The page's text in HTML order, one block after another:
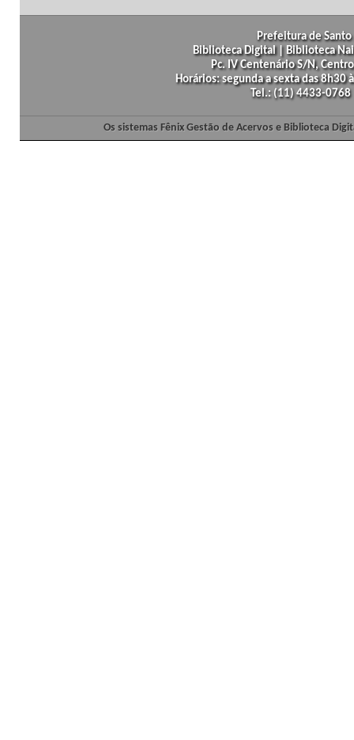
Prefeitura de
Biblioteca Digital | Biblioteca
Pc. IV Centenário S/N,
Horários: segunda a sexta das
Tel.: (11) 4433-
Os sistemas Fênix Gestão de Acervos e Biblioteca